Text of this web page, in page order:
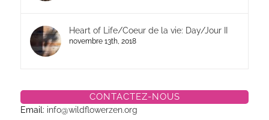
Heart of Life/Coeur de la vie: Day/Jour II
novembre 13th, 2018
CONTACTEZ-NOUS
Email: info@wildflowerzen.org